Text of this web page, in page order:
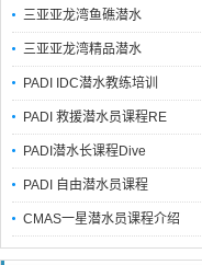
三亚亚龙湾鱼礁潜水
三亚亚龙湾精品潜水
PADI IDC潜水教练培训
PADI 救援潜水员课程RE
PADI潜水长课程Dive
PADI 自由潜水员课程
CMAS一星潜水员课程介绍